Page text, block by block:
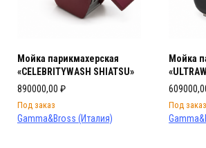
Мойка парикмахерская
«CELEBRITYWASH SHIATSU»
890000,00 ₽
Под заказ
Gamma&Bross (Италия)
Мойка
Под заказ